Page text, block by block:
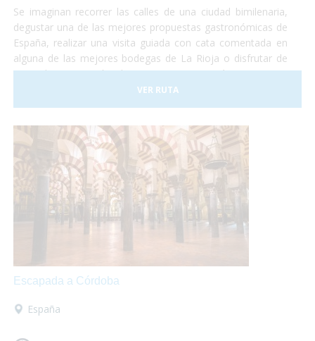
Se imaginan recorrer las calles de una ciudad bimilenaria,
degustar una de las mejores propuestas gastronómicas de
España, realizar una visita guiada con cata comentada en
alguna de las mejores bodegas de La Rioja o disfrutar de
una relajante sesión de Spa con una temática que gira
entorno del vino y del aceite de oliva? Y todo esto
adaptado a vuestras necesidades!
VER RUTA
Escapada a Córdoba
España